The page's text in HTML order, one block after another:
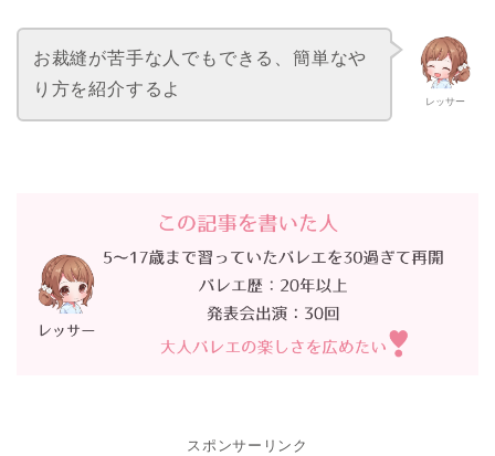
レッサー
お裁縫が苦手な人でもできる、簡単なや
り方を紹介するよ
スポンサーリンク